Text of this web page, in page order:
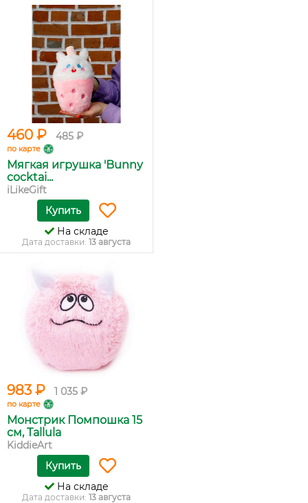
460 ₽ 485 ₽
по карте
Мягкая игрушка 'Bunny
cocktai...
iLikeGift
Купить
На складе
Дата доставки: 13 августа
983 ₽ 1 035 ₽
по карте
Монстрик Помпошка 15
см, Tallula
KiddieArt
Купить
На складе
Дата доставки: 13 августа